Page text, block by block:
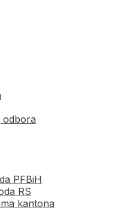
odbora
PFBiH
RS
kantona